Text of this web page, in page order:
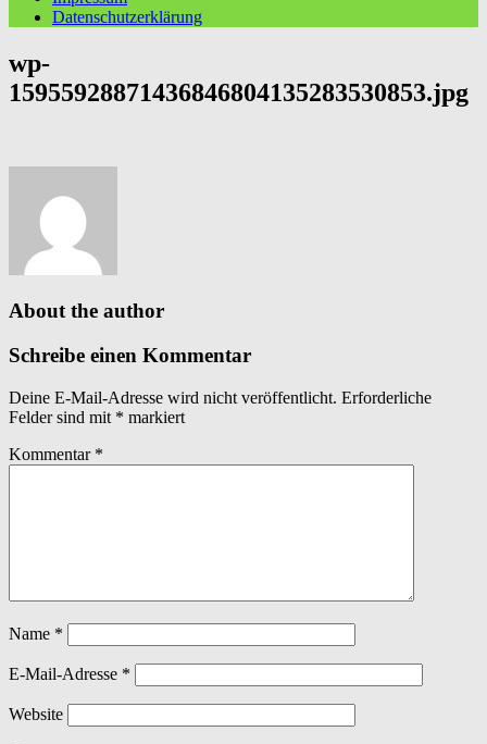
Datenschutzerklärung
wp-
15955928871436846804135283530853.jpg
About the author
Schreibe einen Kommentar
Deine E-Mail-Adresse wird nicht veröffentlicht. Erforderliche
Felder sind mit * markiert
Kommentar *
Name *
E-Mail-Adresse *
Website